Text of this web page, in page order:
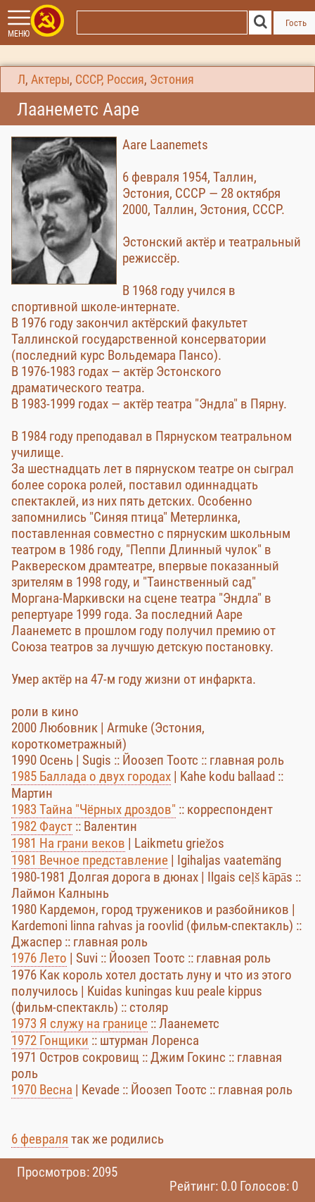
МЕНЮ
Гость
Л , Актеры, СССР, Россия, Эстония
Лаанеметс Ааре
Aare Laanemets
6 февраля 1954, Таллин,
Эстония, СССР — 28 октября
2000, Таллин, Эстония, СССР.
Эстонский актёр и театральный
режиссёр.
В 1968 году учился в
спортивной школе-интернате.
В 1976 году закончил актёрский факультет
Таллинской государственной консерватории
(последний курс Вольдемара Пансо).
В 1976-1983 годах — актёр Эстонского
драматического театра.
В 1983-1999 годах — актёр театра "Эндла" в Пярну.
В 1984 году преподавал в Пярнуском театральном
училище.
За шестнадцать лет в пярнуском театре он сыграл
более сорока ролей, поставил одиннадцать
спектаклей, из них пять детских. Особенно
запомнились "Синяя птица" Метерлинка,
поставленная совместно с пярнуским школьным
театром в 1986 году, "Пеппи Длинный чулок" в
Раквереском драмтеатре, впервые показанный
зрителям в 1998 году, и "Таинственный сад"
Моргана-Маркивски на сцене театра "Эндла" в
репертуаре 1999 года. За последний Ааре
Лаанеметс в прошлом году получил премию от
Союза театров за лучшую детскую постановку.
Умер актёр на 47-м году жизни от инфаркта.
роли в кино
2000 Любовник | Armuke (Эстония,
короткометражный)
1990 Осень | Sugis :: Йоозеп Тоотс :: главная роль
1985 Баллада о двух городах | Kahe kodu ballaad ::
Мартин
1983 Тайна "Чёрных дроздов" :: корреспондент
1982 Фауст :: Валентин
1981 На грани веков | Laikmetu griežos
1981 Вечное представление | Igihaljas vaatemäng
1980-1981 Долгая дорога в дюнах | Ilgais ceļš kāpās ::
Лаймон Калнынь
1980 Кардемон, город тружеников и разбойников |
Kardemoni linna rahvas ja roovlid (фильм-спектакль) ::
Джаспер :: главная роль
1976 Лето | Suvi :: Йоозеп Тоотс :: главная роль
1976 Как король хотел достать луну и что из этого
получилось | Kuidas kuningas kuu peale kippus
(фильм-спектакль) :: столяр
1973 Я служу на границе :: Лаанеметс
1972 Гонщики :: штурман Лоренса
1971 Остров сокровищ :: Джим Гокинс :: главная
роль
1970 Весна | Kevade :: Йоозеп Тоотс :: главная роль
6 февраля так же родились
Просмотров: 2095
Рейтинг: 0.0 Голосов: 0